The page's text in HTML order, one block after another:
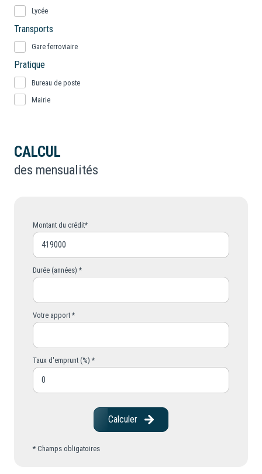
Lycée
Transports
Gare ferroviaire
Pratique
Bureau de poste
Mairie
CALCUL
des mensualités
Montant du crédit*
Durée (années) *
Votre apport *
Taux d'emprunt (%) *
Calculer
* Champs obligatoires